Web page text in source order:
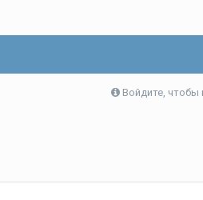
Войдите, чтобы